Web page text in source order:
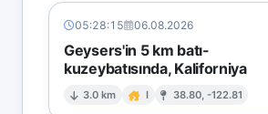
05:28:15 06.08.2026
Geysers'in 5 km batı-
kuzeybatısında, Kaliforniya
3.0 km I 38.80, -122.81